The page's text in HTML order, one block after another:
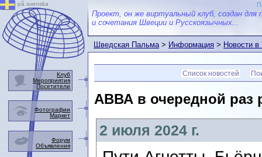
Проект, он же виртуальный клуб, создан для
и сочетания Швеции и Русскоязычных...
Шведская Пальма>Информация>Новости
Список новостей
АВВА в очередной раз
2 июля 2024 г.
på svenska
Клуб
Мероприятия
Посетители
Фотографии
Маркет
Форум
Объявления